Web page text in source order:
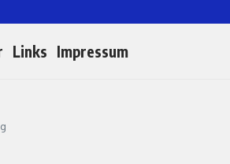
Links Impressum